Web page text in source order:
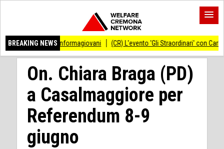
BREAKING NEWS
Informagiovani (CR) L'evento 'Gli Straordinari' con Carlo Cracco
On. Chiara Braga (PD)
a Casalmaggiore per
Referendum 8-9
giugno